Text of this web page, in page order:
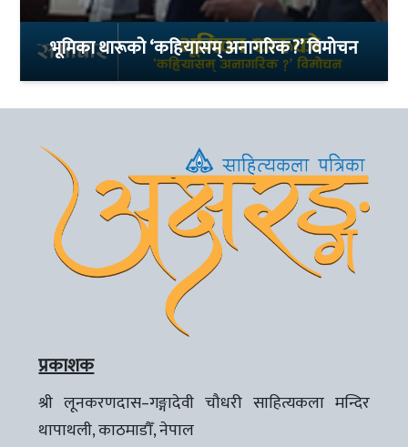
भूमिका थारूको ‘कहियासम् अनागरिक ?’ विमोचन
प्रकाशक
श्री लूनकरणदास–गङ्गादेवी चौधरी साहित्यकला मन्दिर
थापाथली, काठमाडौँ, नेपाल